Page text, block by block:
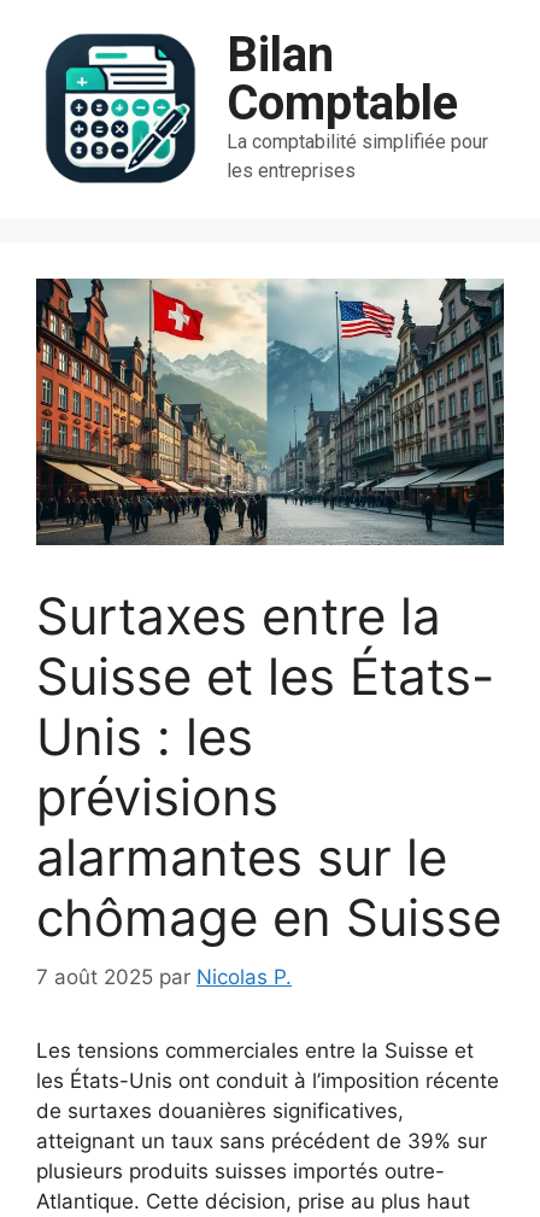
contenu
Bilan
Comptable
La comptabilité simplifiée pour
les entreprises
Surtaxes entre la
Suisse et les États-
Unis : les
prévisions
alarmantes sur le
chômage en Suisse
7 août 2025 par Nicolas P.
Les tensions commerciales entre la Suisse et
les États-Unis ont conduit à l’imposition récente
de surtaxes douanières significatives,
atteignant un taux sans précédent de 39% sur
plusieurs produits suisses importés outre-
Atlantique. Cette décision, prise au plus haut